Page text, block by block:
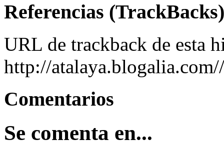
Referencias (TrackBacks)
URL de trackback de esta
http://
Comentarios
Se comenta en...